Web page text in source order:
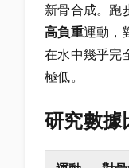
新骨合成。跑
高負重運動，
在水中幾乎完
極低。
研究數據